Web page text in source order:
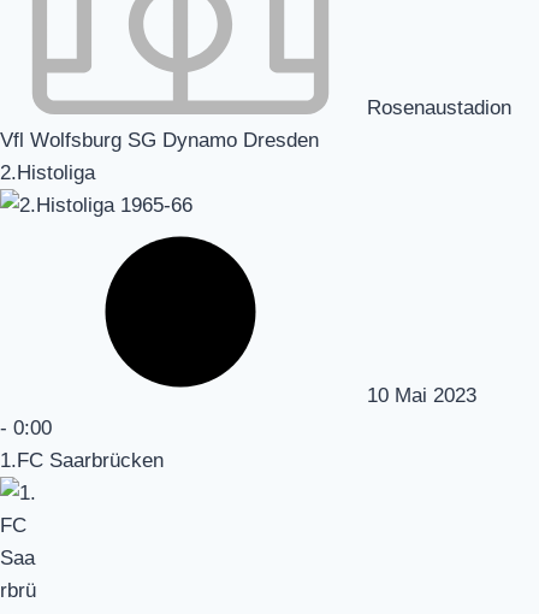
Rosenaustadion
Vfl Wolfsburg SG Dynamo Dresden
2.Histoliga
10 Mai 2023
- 0:00
1.FC Saarbrücken